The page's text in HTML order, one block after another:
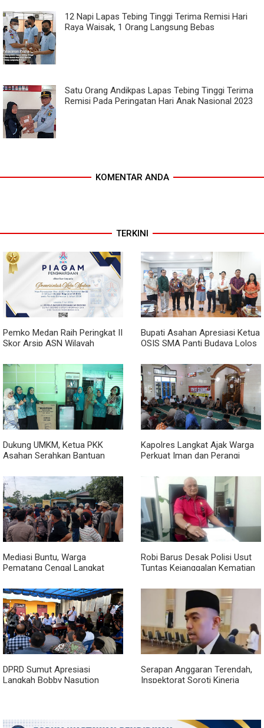
12 Napi Lapas Tebing Tinggi Terima Remisi Hari
Raya Waisak, 1 Orang Langsung Bebas
Satu Orang Andikpas Lapas Tebing Tinggi Terima
Remisi Pada Peringatan Hari Anak Nasional 2023
KOMENTAR ANDA
TERKINI
Pemko Medan Raih Peringkat II
Skor Arsip ASN Wilayah
Bupati Asahan Apresiasi Ketua
OSIS SMA Panti Budaya Lolos
Nasional
Dukung UMKM, Ketua PKK
Asahan Serahkan Bantuan
Sentang
Kapolres Langkat Ajak Warga
Perkuat Iman dan Perangi
Curhat
Mediasi Buntu, Warga
Pematang Cengal Langkat
Robi Barus Desak Polisi Usut
Tuntas Kejanggalan Kematian
Minta Otopsi Ulang
DPRD Sumut Apresiasi
Langkah Bobby Nasution
Serapan Anggaran Terendah,
Inspektorat Soroti Kinerja